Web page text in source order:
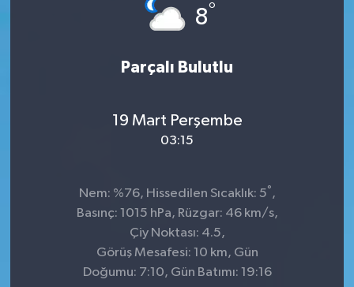
8°
Parçalı Bulutlu
19 Mart Perşembe
03:15
Nem: %76, Hissedilen Sıcaklık: 5° ,
Basınç: 1015 hPa, Rüzgar: 46 km/s,
Çiy Noktası: 4.5,
Görüş Mesafesi: 10 km, Gün
Doğumu: 7:10, Gün Batımı: 19:16